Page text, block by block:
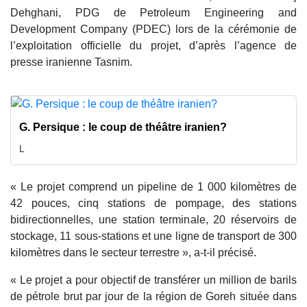
Dehghani, PDG de Petroleum Engineering and
Development Company (PDEC) lors de la cérémonie de
l’exploitation officielle du projet, d’après l’agence de
presse iranienne Tasnim.
G. Persique : le coup de théâtre iranien?
L
« Le projet comprend un pipeline de 1 000 kilomètres de
42 pouces, cinq stations de pompage, des stations
bidirectionnelles, une station terminale, 20 réservoirs de
stockage, 11 sous-stations et une ligne de transport de 300
kilomètres dans le secteur terrestre », a-t-il précisé.
« Le projet a pour objectif de transférer un million de barils
de pétrole brut par jour de la région de Goreh située dans